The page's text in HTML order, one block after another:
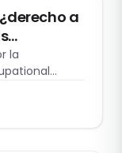
a
la